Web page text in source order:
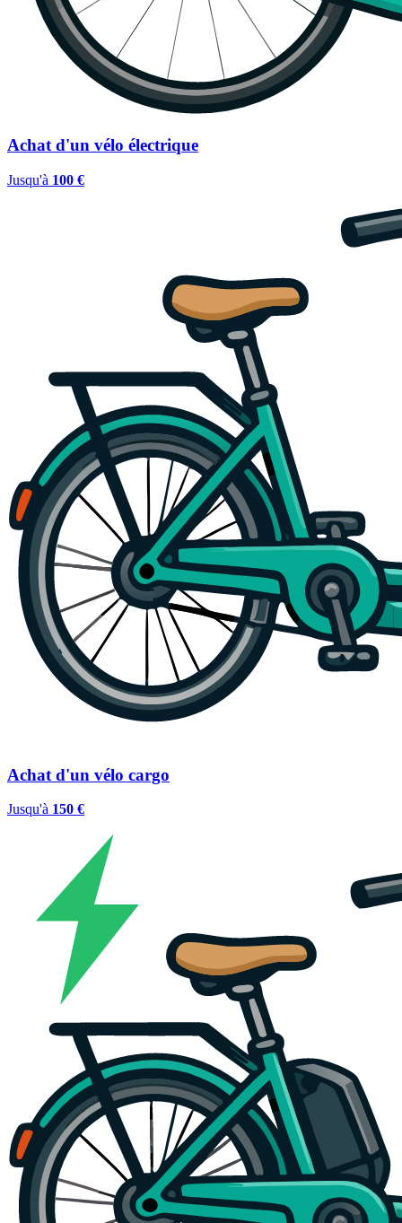
Achat d'un vélo électrique
Jusqu'à 100 €
Achat d'un vélo cargo
Jusqu'à 150 €